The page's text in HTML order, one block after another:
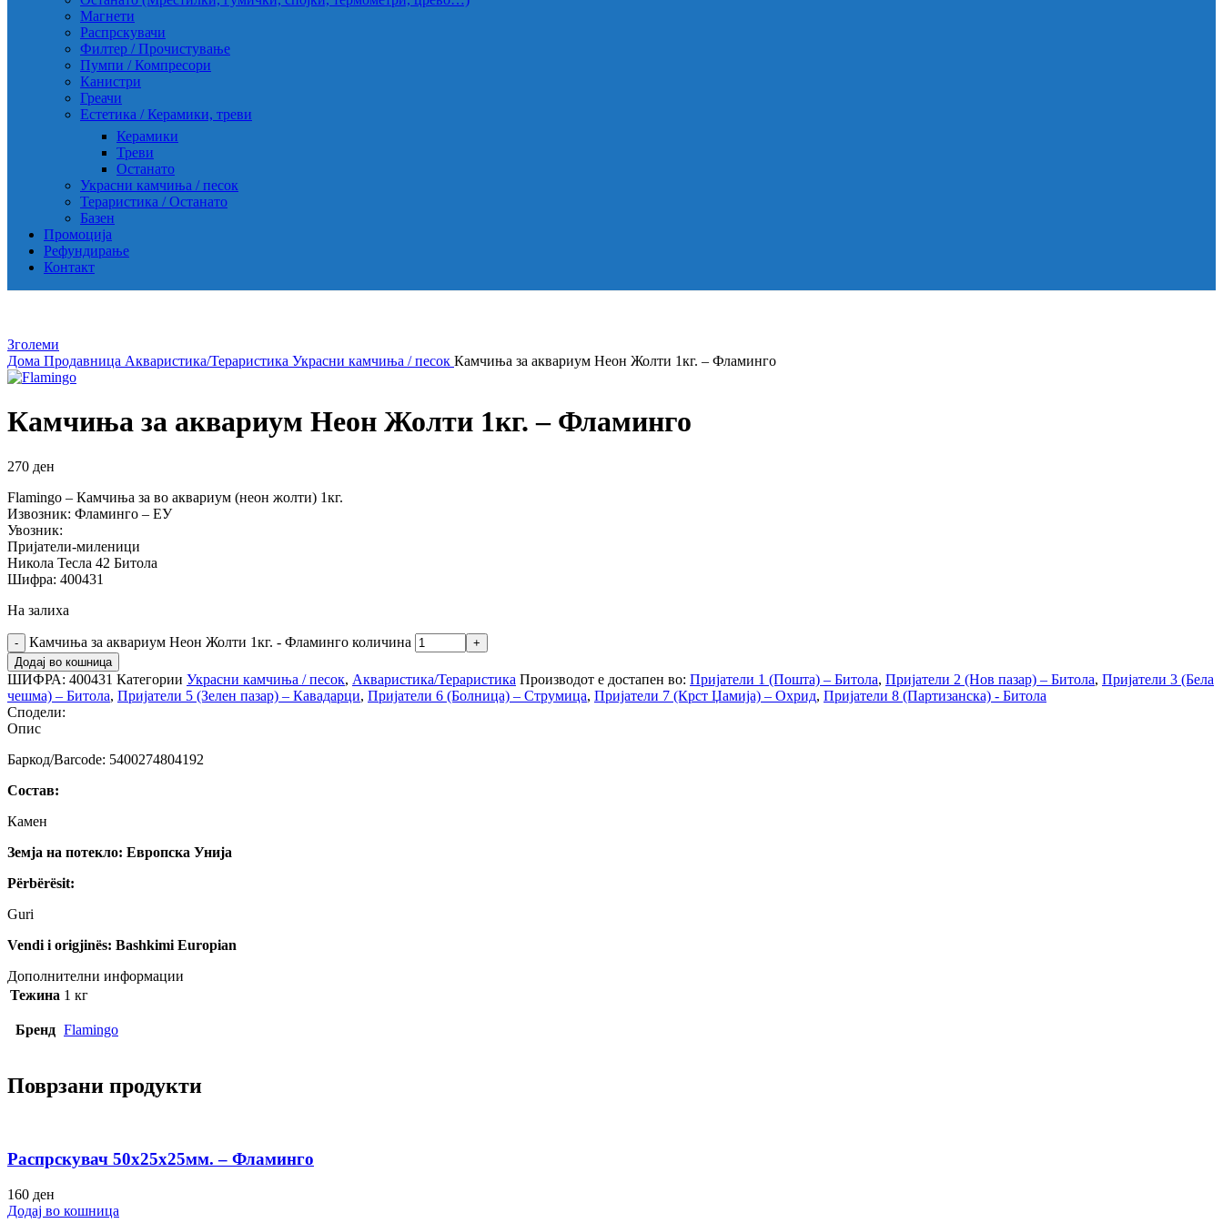
Магнети
Распрскувачи
Филтер / Прочистување
Пумпи / Компресори
Канистри
Греачи
Естетика / Керамики, треви
Керамики
Треви
Останато
Украсни камчиња / песок
Тераристика / Останато
Базен
Промоција
Рефундирање
Контакт
Зголеми
Дома Продавница Акваристика/Тераристика Украсни камчиња / песок Камчиња за аквариум Неон Жолти 1кг. – Фламинго
Камчиња за аквариум Неон Жолти 1кг. – Фламинго
270 ден
Flamingo – Камчиња за во аквариум (неон жолти) 1кг.
Извозник: Фламинго – ЕУ
Увозник:
Пријатели-миленици
Никола Тесла 42 Битола
Шифра: 400431
На залиха
Камчиња за аквариум Неон Жолти 1кг. - Фламинго количина
Додај во кошница
ШИФРА: 400431 Категории Украсни камчиња / песок, Акваристика/Тераристика Производот е достапен во: Пријатели 1 (Пошта) – Битола, Пријатели 2 (Нов пазар) – Битола, Пријатели 3 (Бела
чешма) – Битола, Пријатели 5 (Зелен пазар) – Кавадарци, Пријатели 6 (Болница) – Струмица, Пријатели 7 (Крст Џамија) – Охрид, Пријатели 8 (Партизанска) - Битола
Сподели:
Опис
Баркод/Barcode: 5400274804192
Состав:
Камен
Земја на потекло: Европска Унија
Përbërësit:
Guri
Vendi i origjinës: Bashkimi Europian
Дополнителни информации
Тежина 1 кг
Бренд Flamingo
Поврзани продукти
Распрскувач 50х25х25мм. – Фламинго
160 ден
Додај во кошница